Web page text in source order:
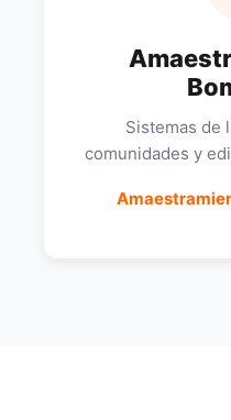
Sistemas de
comunidades y